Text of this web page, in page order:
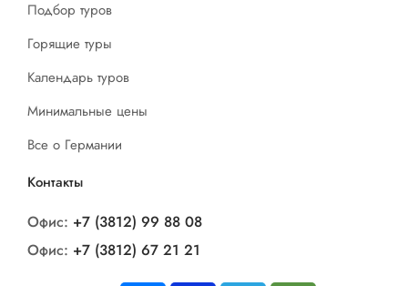
Подбор туров
Горящие туры
Календарь туров
Минимальные цены
Все о Германии
Контакты
Офис: +7 (3812) 99 88 08
Офис: +7 (3812) 67 21 21